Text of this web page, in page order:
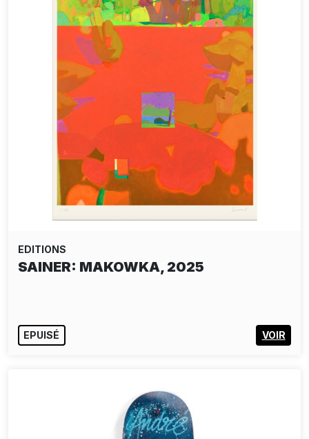
EDITIONS
SAINER: MAKOWKA, 2025
EPUISÉ VOIR